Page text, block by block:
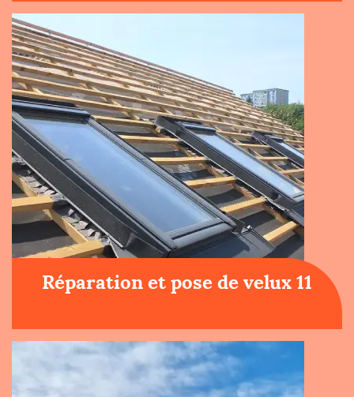
Réparation et pose de velux 11